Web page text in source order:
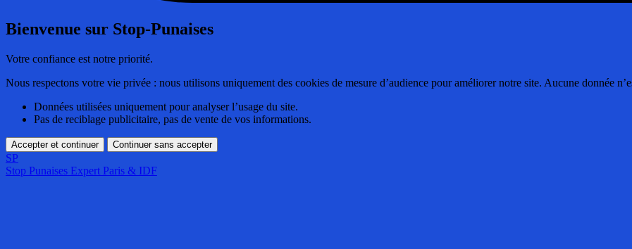
Bienvenue sur Stop-Punaises
Votre confiance est notre priorité.
Nous respectons votre vie privée : nous utilisons uniquement des cookies de mesure d’audience pour améliorer notre site. Aucune donnée
Données utilisées uniquement pour analyser l’usage du site.
Pas de reciblage publicitaire, pas de vente de vos informations.
Accepter et continuer Continuer sans accepter
SP
Stop Punaises Expert Paris & IDF